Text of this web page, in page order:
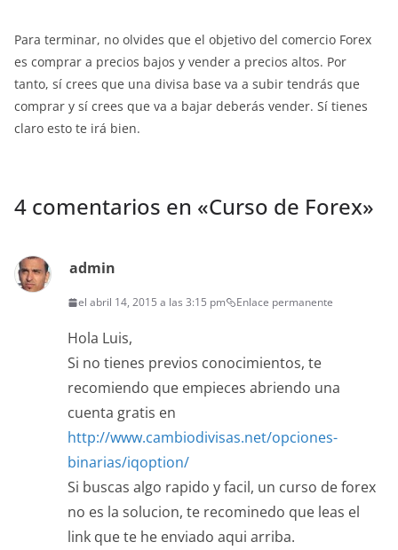
Para terminar, no olvides que el objetivo del comercio Forex
es comprar a precios bajos y vender a precios altos. Por
tanto, sí crees que una divisa base va a subir tendrás que
comprar y sí crees que va a bajar deberás vender. Sí tienes
claro esto te irá bien.
4 comentarios en «Curso de Forex»
admin
el abril 14, 2015 a las 3:15 pm Enlace permanente
Hola Luis,
Si no tienes previos conocimientos, te
recomiendo que empieces abriendo una
cuenta gratis en
http://www.cambiodivisas.net/opciones-
binarias/iqoption/
Si buscas algo rapido y facil, un curso de forex
no es la solucion, te recominedo que leas el
link que te he enviado aqui arriba.